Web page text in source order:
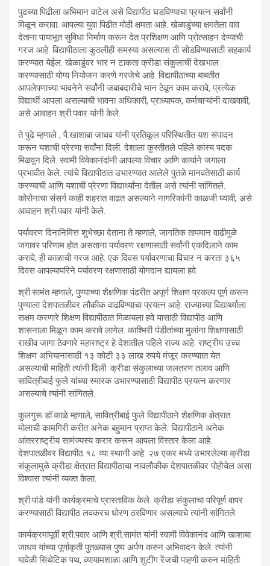
पुढच्या पिढीला अभिमान वाटेल असे विद्यापीठ घडविण्याचा प्रयत्न सर्वांनी
मिळून करावा. आपल्या युवा पिढीत मोठी क्षमता आहे. खेळाडुंच्या क्षमतेला वाव
देताना पायाभूत सुविधा निर्माण करून देत प्रशिक्षण आणि प्रोत्साहन देण्याची
गरज आहे. विद्यापीठाला कुठलीही समस्या असल्यास ती सोडविण्यासाठी सहकार्य
करण्यात येईल. खेळाडुंवर भार न टाकता क्रीडा संकुलाची देखभाल
करण्यासाठी योग्य नियोजन करणे गरजेचे आहे. विद्यापीठाच्या बाबतीत
आपलेपणाच्या भावनेने सर्वांनी जबाबदारीचे भान ठेवून काम करावे, प्रत्येक
विद्यार्थी आपला असल्याची भावना अधिकारी, प्राध्यापक, कर्मचाऱ्यांनी दाखवावी,
असे आवाहन श्री.पवार यांनी केले.
ते पुढे म्हणाले , पै.खाशाबा जाधव यांनी प्रतिकूल परिस्थितीत यश संपादन
करून यशाची प्रेरणा सर्वांना दिली. देशाला कुस्तीतले पहिले कांस्य पदक
मिळवून दिले. स्वामी विवेकानंदांनी आपल्या विचार आणि कार्याने जगाला
प्रभावीत केले. त्यांचे विद्यापीठात उभारण्यात आलेले पुतळे मानवतेसाठी कार्य
करण्याची आणि यशाची प्रेरणा विद्यार्थ्यांना देतील असे त्यांनी सांगितले.
कोरोनाचा संसर्ग काही शहरात वाढत असल्याने नागरिकांनी काळजी घ्यावी, असे
आवाहन श्री.पवार यांनी केले.
पर्यावरण दिनानिमित्त शुभेच्छा देताना ते म्हणाले, जागतिक तापमान वाढीमुळे
जगावर परिणाम होत असताना पर्यावरण रक्षणासाठी सर्वांनी एकदिलाने काम
करावे, ही काळाची गरज आहे. एक दिवस पर्यावरणाचा विचार न करता ३६५
दिवस आपल्यापरिने पर्यावरण रक्षणासाठी योगदान द्यायला हवे.
श्री.सामंत म्हणाले, पुण्याच्या शैक्षणिक पंढरीत अपूर्ण शिक्षण प्रकल्प पूर्ण करून
पुण्याला देशपातळीवर लौकीक वाढविण्याचा प्रयत्न आहे. राज्याच्या विद्यार्थ्याला
सक्षम करणारे शिक्षण विद्यापीठात मिळायला हवे यासाठी विद्यापीठ आणि
शासनाला मिळून काम करावे लागेल. काश्मिरी पंडीतांच्या मुलांना शिक्षणासाठी
राखीव जागा ठेवणारे महाराष्ट्र हे देशातील पहिले राज्य आहे. राष्ट्रीय उच्च
शिक्षण अभियानासाठी १३ कोटी ३३ लाख रुपये मंजूर करण्याात येत
असल्याची माहिती त्यांनी दिली. क्रीडा संकुलाच्या जलतरण तलाव आणि
सावित्रीबाई फुले यांच्या स्मारक उभारण्यासाठी विद्यापीठ प्रयत्न करणार
असल्याचे त्यांनी सांगितले.
कुलगुरू डॉ.काळे म्हणाले, सावित्रीबाई फुले विद्यापीठाने शैक्षणिक क्षेत्रात
मोलाची कामगिरी करीत अनेक बहुमान प्राप्त केले. विद्यापीठाने अनेक
आंतरराष्ट्रीय सामंज्यस्य करार करून आपला विस्तार केला आहे.
देशपातळीवर विद्यापीठ १८ व्या स्थानी आहे. २७ एकर मध्ये उभारलेल्या क्रीडा
संकुलामुळे क्रीडा क्षेत्रात विद्यापीठाचा नावलौकीक देशपातळीवर पोहोचेल असा
विश्वास त्यांनी व्यक्त केला.
श्री.पांडे यांनी कार्यक्रमाचे प्रास्ताविक केले. क्रीडा संकुलाचा परिपूर्ण वापर
करण्यासाठी विद्यापीठ लवकरच धोरण ठरविणार असल्याचे त्यांनी सांगितले.
कार्यक्रमापूर्वी श्री.पवार आणि श्री.सामंत यांनी स्वामी विवेकानंद आणि खाशाबा
जाधव यांच्या पूर्णाकृती पुतळ्यास पुष्प अर्पण करुन अभिवादन केले. त्यांनी
यावेळी सिंथेटिक पथ, व्यायामशाळा आणि शुटींग रेंजची पाहणी करुन माहिती